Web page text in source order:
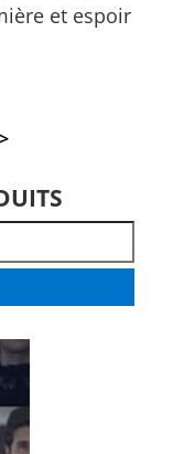
et espoir